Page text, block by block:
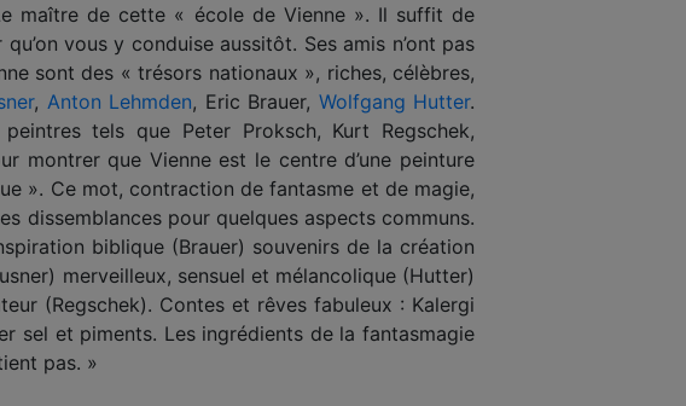
maître de cette « école de Vienne ». Il suffit de
vous y conduise aussitôt. Ses amis n’ont pas
sont des « trésors nationaux », riches, célèbres,
, Anton Lehmden, Eric Brauer, Wolfgang Hutter.
tels que Peter Proksch, Kurt Regschek,
montrer que Vienne est le centre d’une peinture
». Ce mot, contraction de fantasme et de magie,
dissemblances pour quelques aspects communs.
biblique (Brauer) souvenirs de la création
merveilleux, sensuel et mélancolique (Hutter)
(Regschek). Contes et rêves fabuleux : Kalergi
sel et piments. Les ingrédients de la fantasmagie
pas. »